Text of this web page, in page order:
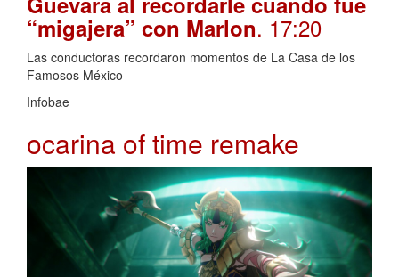
“migajera” con Marlon. 17:20
Las conductoras recordaron momentos de La Casa de los
Famosos México
Infobae
ocarina of time remake